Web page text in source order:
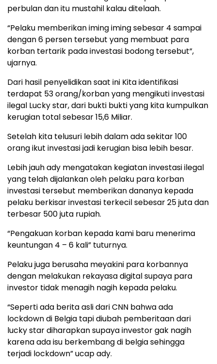
perbulan dan itu mustahil kalau ditelaah.
“Pelaku memberikan iming iming sebesar 4 sampai
dengan 6 persen tersebut yang membuat para
korban tertarik pada investasi bodong tersebut”,
ujarnya.
Dari hasil penyelidikan saat ini Kita identifikasi
terdapat 53 orang/korban yang mengikuti investasi
ilegal Lucky star, dari bukti bukti yang kita kumpulkan
kerugian total sebesar 15,6 Miliar.
Setelah kita telusuri lebih dalam ada sekitar 100
orang ikut investasi jadi kerugian bisa lebih besar.
Lebih jauh ady mengatakan kegiatan investasi ilegal
yang telah dijalankan oleh pelaku para korban
investasi tersebut memberikan dananya kepada
pelaku berkisar investasi terkecil sebesar 25 juta dan
terbesar 500 juta rupiah.
“Pengakuan korban kepada kami baru menerima
keuntungan 4 – 6 kali” tuturnya.
Pelaku juga berusaha meyakini para korbannya
dengan melakukan rekayasa digital supaya para
investor tidak menagih nagih kepada pelaku.
“Seperti ada berita asli dari CNN bahwa ada
lockdown di Belgia tapi diubah pemberitaan dari
lucky star diharapkan supaya investor gak nagih
karena ada isu berkembang di belgia sehingga
terjadi lockdown” ucap ady.